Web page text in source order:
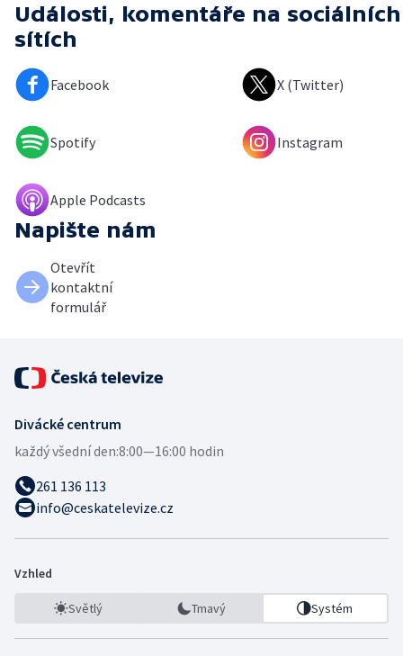
Události, komentáře na sociálních
sítích
Facebook X (Twitter)
Spotify Instagram
Apple Podcasts
Napište nám
Otevřít
kontaktní
formulář
Divácké centrum
každý všední den:8:00—16:00 hodin
261 136 113
info@ceskatelevize.cz
Vzhled
Světlý Tmavý Systém